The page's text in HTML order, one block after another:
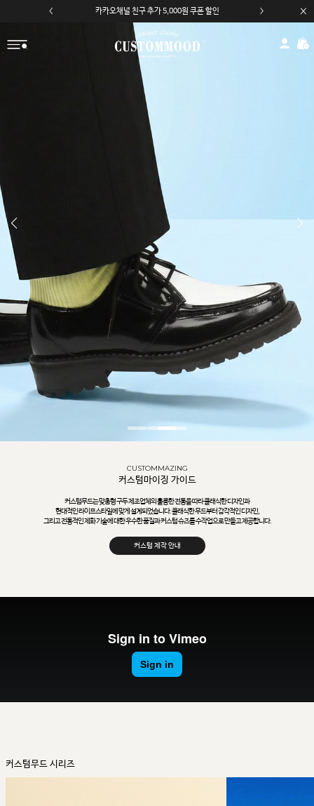
모바일 앱 자동 2,000원 할인
CUSTOMMAZING
커스텀마이징 가이드
커스텀무드는 맞춤형 구두 제조업체의 훌륭한 전통을 따라 클래식한 디자인과
현대적인 라이프스타일에 맞게 설계되었습니다. 클래식한 무드부터 감각적인 디자인,
그리고 전통적인 제화 기술에 대한 우수한 품질과 커스텀 슈즈를 수작업으로 만들고 제공합니다.
커스텀 제작 안내
커스텀무드 시리즈